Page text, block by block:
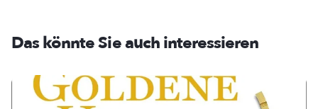
Das könnte Sie auch interessieren